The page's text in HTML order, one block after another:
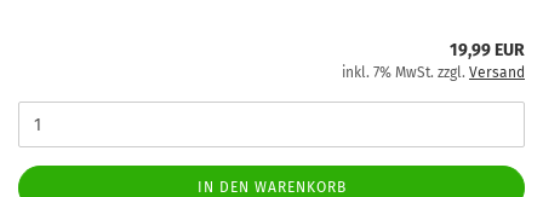
19,99 EUR
inkl. 7% MwSt. zzgl. Versand
IN DEN WARENKORB